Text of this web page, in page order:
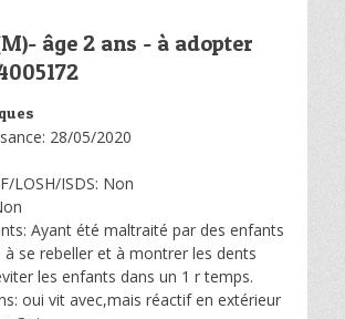
âge 2 ans - à adopter
28/05/2020
LOSH/ISDS: Non
Ayant été maltraité par des enfants
se rebeller et à montrer les dents
les enfants dans un 1 r temps.
oui vit avec,mais réactif en extérieur